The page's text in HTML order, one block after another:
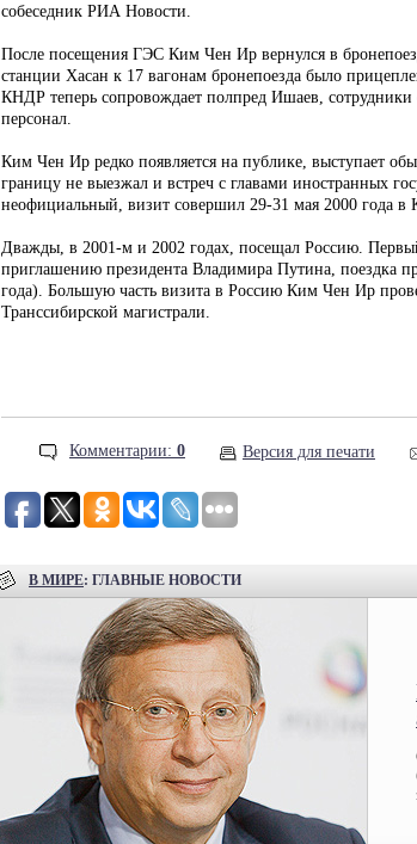
собеседник РИА Новости.
После посещения ГЭС Ким Чен Ир вернулся в
станции Хасан к 17 вагонам бронепоезда было
КНДР теперь сопровождает полпред Ишаев,
персонал.
Ким Чен Ир редко появляется на публике, выступает
границу не выезжал и встреч с главами иностранных
неофициальный, визит совершил 29-31 мая 2000 года в
Дважды, в 2001-м и 2002 годах, посещал Россию.
приглашению президента Владимира Путина, поездка
года). Большую часть визита в Россию Ким Чен Ир
Транссибирской магистрали.
Комментарии: 0 Версия для печати
В МИРЕ: ГЛАВНЫЕ НОВОСТИ